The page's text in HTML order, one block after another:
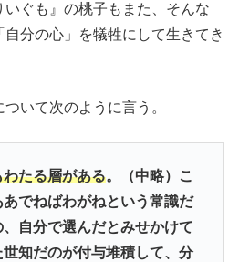
ぐも』の桃子もまた、そんな
自分の心」を犠牲にして生きてき
ついて次のように言う。
たる層がある。（中略）こ
でねばわがねという常識だ
自分で選んだとみせかけて
知だのが付与堆積して、分